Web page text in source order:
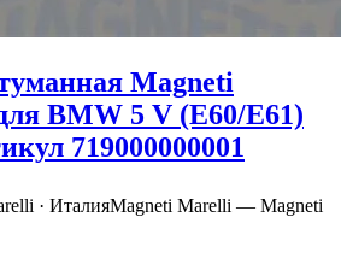
Magneti
BMW 5 V (E60/E61)
719000000001
· ИталияMagneti Marelli — Magneti